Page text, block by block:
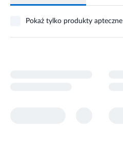
Pokaż tylko produkty apteczne